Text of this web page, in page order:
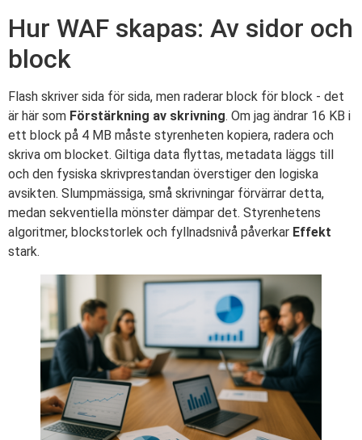
Hur WAF skapas: Av sidor och
block
Flash skriver sida för sida, men raderar block för block - det
är här som Förstärkning av skrivning. Om jag ändrar 16 KB i
ett block på 4 MB måste styrenheten kopiera, radera och
skriva om blocket. Giltiga data flyttas, metadata läggs till
och den fysiska skrivprestandan överstiger den logiska
avsikten. Slumpmässiga, små skrivningar förvärrar detta,
medan sekventiella mönster dämpar det. Styrenhetens
algoritmer, blockstorlek och fyllnadsnivå påverkar Effekt
stark.